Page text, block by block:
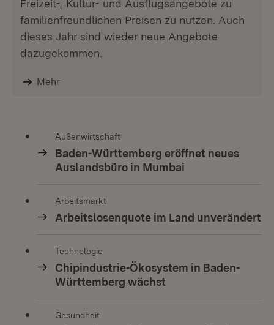
Freizeit-, Kultur- und Ausflugsangebote zu
familienfreundlichen Preisen zu nutzen. Auch
dieses Jahr sind wieder neue Angebote
dazugekommen.
Mehr
Außenwirtschaft
Baden-Württemberg eröffnet neues
Auslandsbüro in Mumbai
Arbeitsmarkt
Arbeitslosenquote im Land unverändert
Technologie
Chipindustrie-Ökosystem in Baden-
Württemberg wächst
Gesundheit